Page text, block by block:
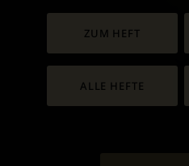
ZUM HEFT
ALLE HEFTE